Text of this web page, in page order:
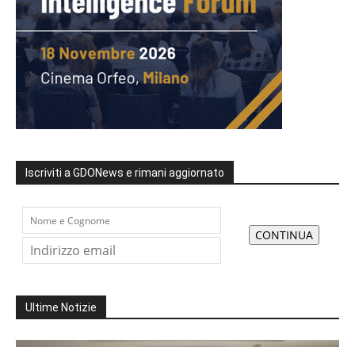
Iscriviti a GDONews e rimani aggiornato
Ultime Notizie